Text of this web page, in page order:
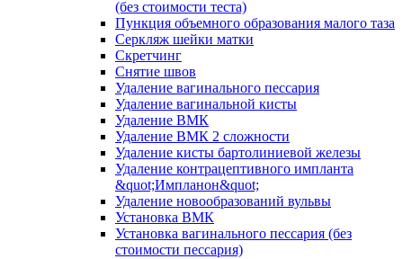
(без стоимости теста)
Пункция объемного образования малого таза
Серкляж шейки матки
Скретчинг
Снятие швов
Удаление вагинального пессария
Удаление вагинальной кисты
Удаление ВМК
Удаление ВМК 2 сложности
Удаление кисты бартолиниевой железы
Удаление контрацептивного импланта
&quot;Импланон&quot;
Удаление новообразований вульвы
Установка ВМК
Установка вагинального пессария (без
стоимости пессария)